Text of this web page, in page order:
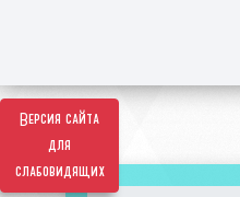
Версия сайта
для
слабовидящих